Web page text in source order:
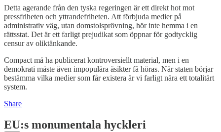
Detta agerande från den tyska regeringen är ett direkt hot mot
pressfriheten och yttrandefriheten. Att förbjuda medier på
administrativ väg, utan domstolsprövning, hör inte hemma i en
rättsstat. Det är ett farligt prejudikat som öppnar för godtycklig
censur av oliktänkande.
Compact må ha publicerat kontroversiellt material, men i en
demokrati måste även impopulära åsikter få höras. När staten börjar
bestämma vilka medier som får existera är vi farligt nära ett totalitärt
system.
Share
EU:s monumentala hyckleri